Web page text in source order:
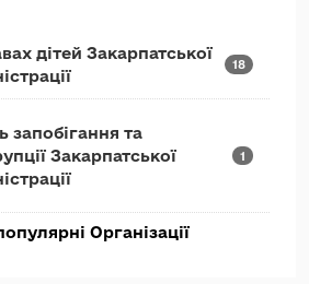
дітей Закарпатської
18
запобігання та
Закарпатської
1
Організації